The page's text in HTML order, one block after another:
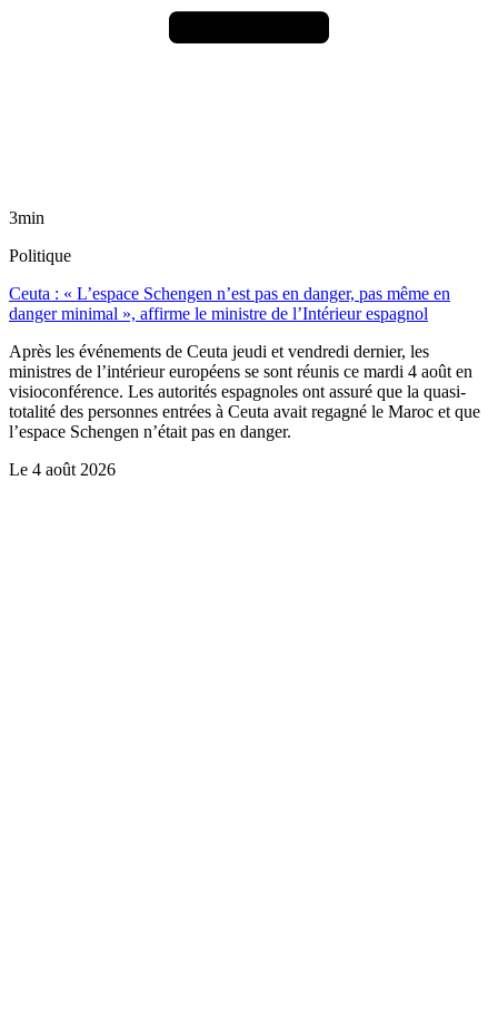
3min
Politique
Ceuta : « L’espace Schengen n’est pas en danger, pas même en
danger minimal », affirme le ministre de l’Intérieur espagnol
Après les événements de Ceuta jeudi et vendredi dernier, les
ministres de l’intérieur européens se sont réunis ce mardi 4 août en
visioconférence. Les autorités espagnoles ont assuré que la quasi-
totalité des personnes entrées à Ceuta avait regagné le Maroc et que
l’espace Schengen n’était pas en danger.
Le 4 août 2026